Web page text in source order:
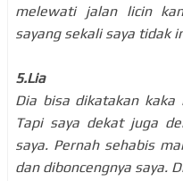
melewati jalan licin
sayang sekali saya tidak
5.Lia
Dia bisa dikatakan kaka
Tapi saya dekat juga
saya. Pernah sehabis
dan diboncengnya saya.